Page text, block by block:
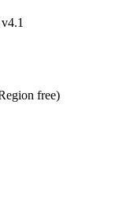
v4.1
free)